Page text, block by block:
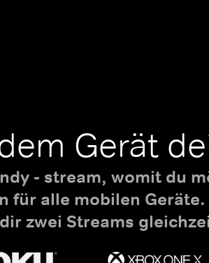
Gerät
- stream, womit du
für alle mobilen Geräte.
zwei Streams